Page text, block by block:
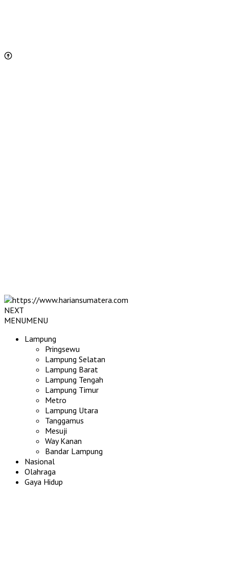
NEXT
MENUMENU
Lampung
Pringsewu
Lampung Selatan
Lampung Barat
Lampung Tengah
Lampung Timur
Metro
Lampung Utara
Tanggamus
Mesuji
Way Kanan
Bandar Lampung
Nasional
Olahraga
Gaya Hidup